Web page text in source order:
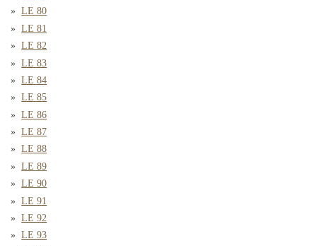
LE 80
LE 81
LE 82
LE 83
LE 84
LE 85
LE 86
LE 87
LE 88
LE 89
LE 90
LE 91
LE 92
LE 93